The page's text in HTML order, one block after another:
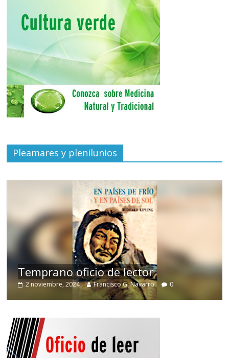
Pleamares y plenilunios
Temprano oficio de lector
2 noviembre, 2024 Francisco G. Navarro 0